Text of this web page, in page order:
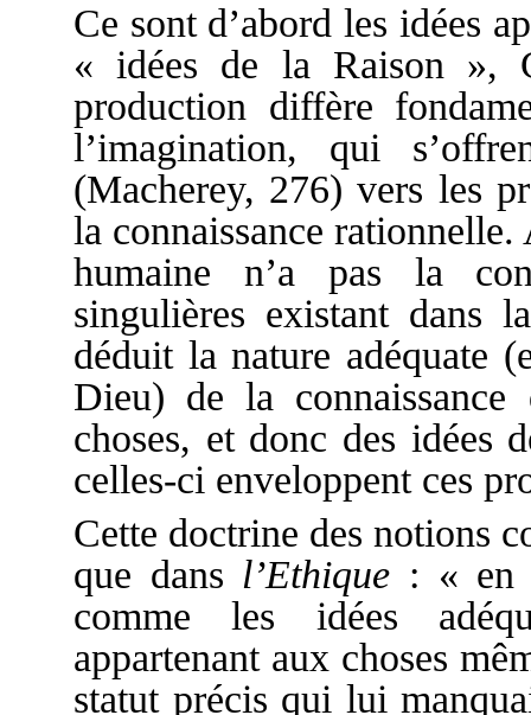
Ce sont d’abord les idées
« idées de la Raison »,
production diffère
l’imagination, qui
(Macherey, 276) vers les
la connaissance
humaine n’a pas la
singulières existant dans
déduit la nature adéquate
Dieu) de la connaissance
choses, et donc des idées
celles-ci enveloppent ces
Cette doctrine des notions
que dans l’Ethique : « en
comme les idées
appartenant aux choses
statut précis qui lui